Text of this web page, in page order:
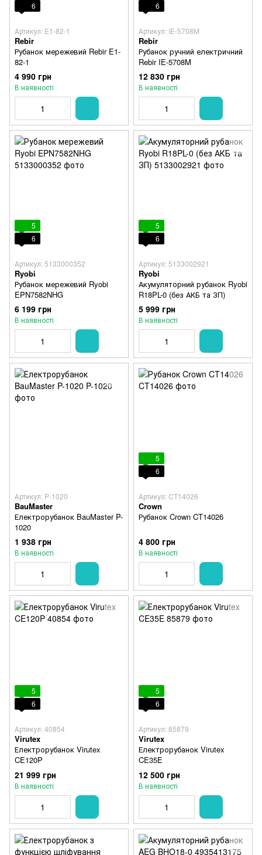
6
Артикул: E1-82-1
Rebir
Рубанок мережевий Rebir E1-
82-1
4 990 грн
В наявності
6
Артикул: IE-5708M
Rebir
Рубанок ручний електричний
Rebir IE-5708M
12 830 грн
В наявності
5
6
Артикул: 5133000352
Ryobi
Рубанок мережевий Ryobi
EPN7582NHG
6 199 грн
В наявності
5
6
Артикул: 5133002921
Ryobi
Акумуляторний рубанок Ryobi
R18PL-0 (без АКБ та ЗП)
5 999 грн
В наявності
Артикул: P-1020
BauMaster
Електрорубанок BauMaster P-
1020
1 938 грн
В наявності
5
6
Артикул: CT14026
Crown
Рубанок Crown CT14026
4 800 грн
В наявності
5
6
Артикул: 40854
Virutex
Електрорубанок Virutex
CE120P
21 999 грн
В наявності
5
6
Артикул: 85879
Virutex
Електрорубанок Virutex
CE35E
12 500 грн
В наявності